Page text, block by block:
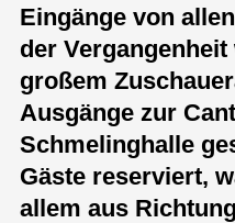
Eingänge von
der
großem
Ausgänge zur
Schmelinghalle
Gäste reserviert,
allem aus